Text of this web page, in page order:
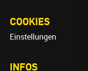
COOKIES
Einstellungen
INFOS